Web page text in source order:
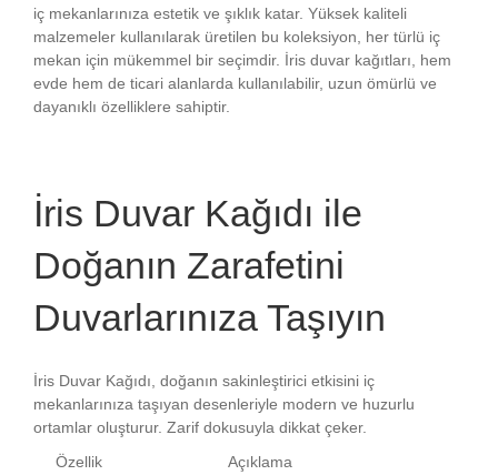
iç mekanlarınıza estetik ve şıklık katar. Yüksek kaliteli
malzemeler kullanılarak üretilen bu koleksiyon, her türlü iç
mekan için mükemmel bir seçimdir. İris duvar kağıtları, hem
evde hem de ticari alanlarda kullanılabilir, uzun ömürlü ve
dayanıklı özelliklere sahiptir.
İris Duvar Kağıdı ile
Doğanın Zarafetini
Duvarlarınıza Taşıyın
İris Duvar Kağıdı, doğanın sakinleştirici etkisini iç
mekanlarınıza taşıyan desenleriyle modern ve huzurlu
ortamlar oluşturur. Zarif dokusuyla dikkat çeker.
Özellik
Açıklama